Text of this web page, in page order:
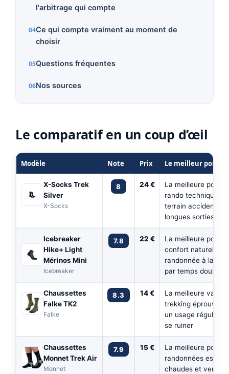
l'arbitrage qui compte
Ce qui compte vraiment au moment de
choisir
Questions fréquentes
Nos sources
Le comparatif en un coup d’œil
Modèle Note Prix Le meilleur pour
X-Socks Trek
Silver
X-Socks
8 24 €
La meilleure pour la
rando technique en
terrain accidenté
longues sorties
Icebreaker
Hike+ Light
Mérinos Mini
Icebreaker
7.8 22 €
La meilleure pour le
confort naturel en
randonnée à la
par temps doux
Chaussettes
Falke TK2
Falke
8.3 14 €
La meilleure valeur
trekking éprouvée
un usage régulier
se ruiner
Chaussettes
Monnet Trek Air
Monnet
7.9 15 €
La meilleure pour
randonnées
chaudes et